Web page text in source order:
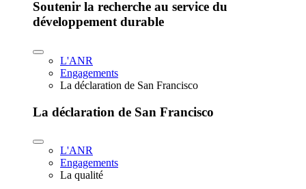
Soutenir la recherche au service du
développement durable
L'ANR
Engagements
La déclaration de San Francisco
La déclaration de San Francisco
L'ANR
Engagements
La qualité